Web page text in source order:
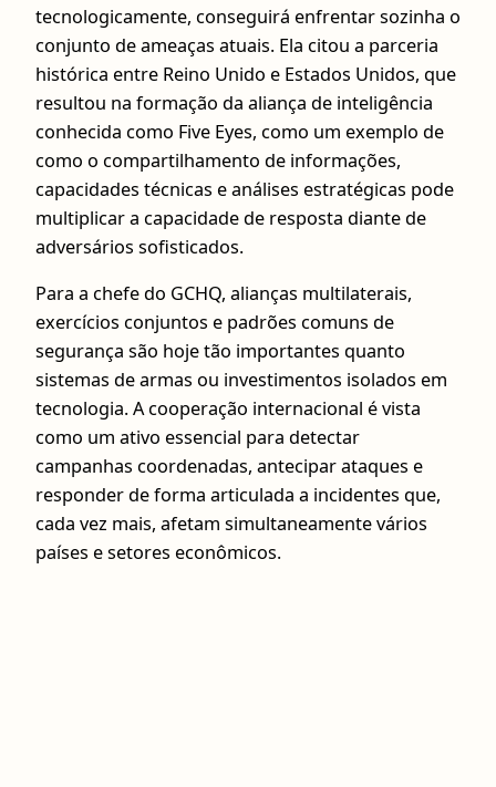
tecnologicamente, conseguirá enfrentar sozinha o
conjunto de ameaças atuais. Ela citou a parceria
histórica entre Reino Unido e Estados Unidos, que
resultou na formação da aliança de inteligência
conhecida como Five Eyes, como um exemplo de
como o compartilhamento de informações,
capacidades técnicas e análises estratégicas pode
multiplicar a capacidade de resposta diante de
adversários sofisticados.
Para a chefe do GCHQ, alianças multilaterais,
exercícios conjuntos e padrões comuns de
segurança são hoje tão importantes quanto
sistemas de armas ou investimentos isolados em
tecnologia. A cooperação internacional é vista
como um ativo essencial para detectar
campanhas coordenadas, antecipar ataques e
responder de forma articulada a incidentes que,
cada vez mais, afetam simultaneamente vários
países e setores econômicos.